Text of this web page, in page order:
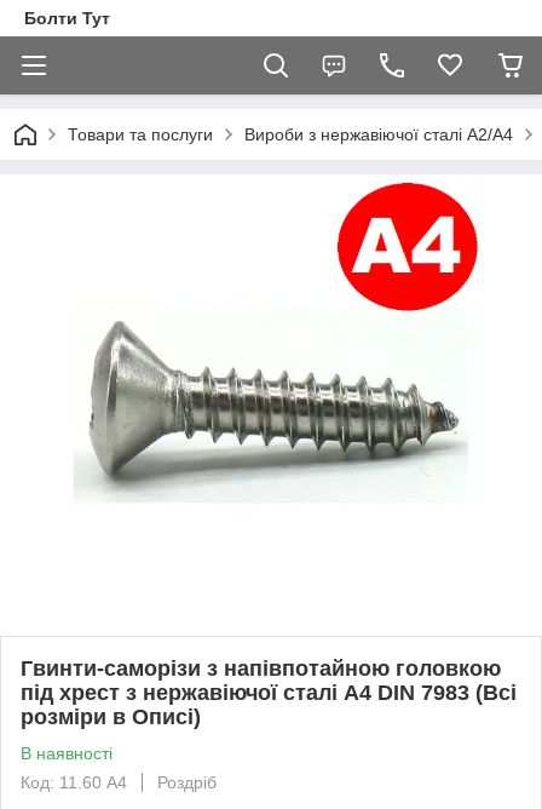
Болти Тут
Товари та послуги Вироби з нержавіючої сталі А2/А4
Гвинти-саморізи з напівпотайною головкою
під хрест з нержавіючої сталі А4 DIN 7983 (Всі
розміри в Описі)
В наявності
Код: 11.60 A4
Роздріб